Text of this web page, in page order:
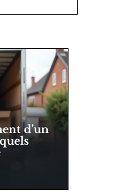
d’un